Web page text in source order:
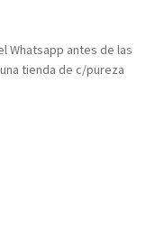
Whatsapp antes de las
tienda de c/pureza